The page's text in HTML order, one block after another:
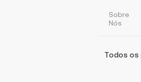
Sobre
Nós
Todos